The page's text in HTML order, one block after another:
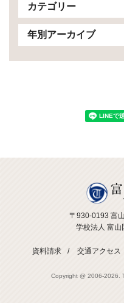
カテゴリー
年別アーカイブ
〒930-0193 富
学校法人 富山
資料請求 交通アクセス
Copyright @ 2006-2026.